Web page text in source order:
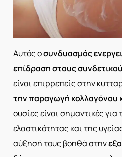
Αυτός οσυνδυασμός
επίδραση στους
είναι επιρρεπείς στην
την παραγωγή κολλαγόνου
ουσίες είναι σημαντικές
ελαστικότητας και της
αύξησή τους βοηθά στην